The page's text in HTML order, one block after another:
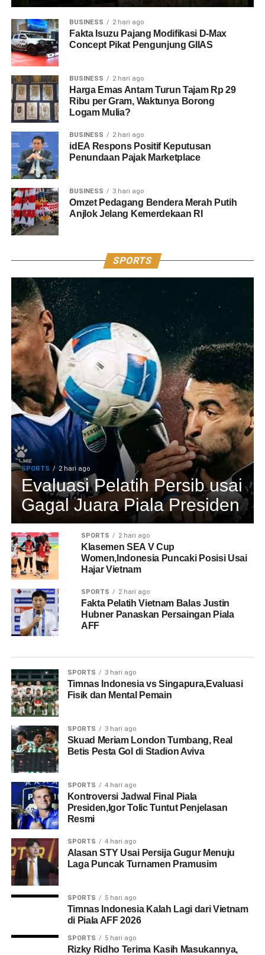
BUSINESS 2 hari ago
Fakta Isuzu Pajang Modifikasi D-Max
Concept Pikat Pengunjung GIIAS
BUSINESS 2 hari ago
Harga Emas Antam Turun Tajam Rp 29
Ribu per Gram, Waktunya Borong
Logam Mulia?
BUSINESS 2 hari ago
idEA Respons Positif Keputusan
Penundaan Pajak Marketplace
BUSINESS 3 hari ago
Omzet Pedagang Bendera Merah Putih
Anjlok Jelang Kemerdekaan RI
SPORTS
SPORTS 2 hari ago
Evaluasi Pelatih Persib usai
Gagal Juara Piala Presiden
SPORTS 2 hari ago
Klasemen SEA V Cup
Women,Indonesia Puncaki Posisi Usai
Hajar Vietnam
SPORTS 2 hari ago
Fakta Pelatih Vietnam Balas Justin
Hubner Panaskan Persaingan Piala
AFF
SPORTS 3 hari ago
Timnas Indonesia vs Singapura,Evaluasi
Fisik dan Mental Pemain
SPORTS 3 hari ago
Skuad Meriam London Tumbang, Real
Betis Pesta Gol di Stadion Aviva
SPORTS 4 hari ago
Kontroversi Jadwal Final Piala
Presiden,Igor Tolic Tuntut Penjelasan
Resmi
SPORTS 4 hari ago
Alasan STY Usai Persija Gugur Menuju
Laga Puncak Turnamen Pramusim
SPORTS 5 hari ago
Timnas Indonesia Kalah Lagi dari Vietnam
di Piala AFF 2026
SPORTS 5 hari ago
Rizky Ridho Terima Kasih Masukannya,